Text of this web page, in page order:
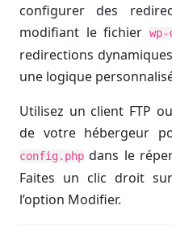
configurer des
modifiant le fichier
redirections
une logique
Utilisez un client FTP
de votre hébergeur
config.php dans le
Faites un clic droit
l’option Modifier.